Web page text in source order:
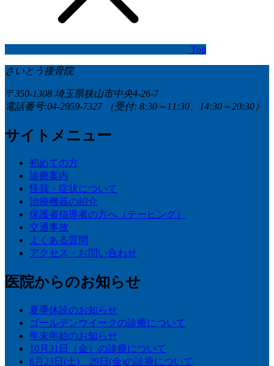
Top
さいとう接骨院
〒350-1308 埼玉県狭山市中央4-26-7
電話番号:04-2959-7327
（受付: 8:30～11:30、14:30～20:30）
サイトメニュー
初めての方
診療案内
怪我・症状について
治療機器の紹介
保護者指導者の方へ（テーピング）
交通事故
よくある質問
アクセス・お問い合わせ
医院からのお知らせ
夏季休診のお知らせ
ゴールデンウイークの診療について
年末年始のお知らせ
10月31日（金）の診療について
8月23日(土)、29日(金)の診療について